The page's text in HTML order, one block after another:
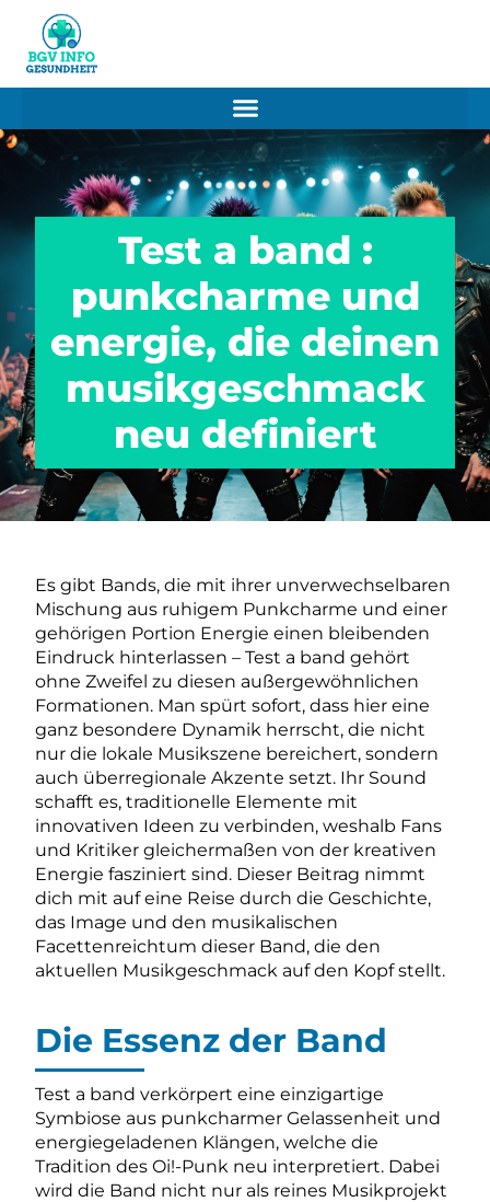
Test a band :
punkcharme und
energie, die deinen
musikgeschmack
neu definiert
Es gibt Bands, die mit ihrer unverwechselbaren
Mischung aus ruhigem Punkcharme und einer
gehörigen Portion Energie einen bleibenden
Eindruck hinterlassen – Test a band gehört
ohne Zweifel zu diesen außergewöhnlichen
Formationen. Man spürt sofort, dass hier eine
ganz besondere Dynamik herrscht, die nicht
nur die lokale Musikszene bereichert, sondern
auch überregionale Akzente setzt. Ihr Sound
schafft es, traditionelle Elemente mit
innovativen Ideen zu verbinden, weshalb Fans
und Kritiker gleichermaßen von der kreativen
Energie fasziniert sind. Dieser Beitrag nimmt
dich mit auf eine Reise durch die Geschichte,
das Image und den musikalischen
Facettenreichtum dieser Band, die den
aktuellen Musikgeschmack auf den Kopf stellt.
Die Essenz der Band
Test a band verkörpert eine einzigartige
Symbiose aus punkcharmer Gelassenheit und
energiegeladenen Klängen, welche die
Tradition des Oi!-Punk neu interpretiert. Dabei
wird die Band nicht nur als reines Musikprojekt